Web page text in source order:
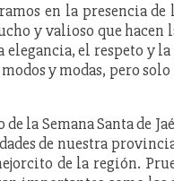
en la presencia de
y valioso que hacen
el respeto y
y modas, pero
la Semana Santa de
de nuestra
de la región.